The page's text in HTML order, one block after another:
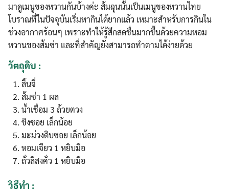
มาดูเมนูของหวานกันบ้างค่ะ ส้มฉุนนั้นเป็นเมนูของหวานไทย
โบราณที่ในปัจจุบันเริ่มหากินได้ยากแล้ว เหมาะสำหรับการกินใน
ช่วงอากาศร้อนๆ เพราะทำให้รู้สึกสดชื่นมากขึ้นด้วยความหอม
หวานของส้มซ่า และที่สำคัญยังสามารถทำตามได้ง่ายด้วย
วัตถุดิบ :
ลิ้นจี่
ส้มซ่า 1 ผล
น้ำเชื่อม 3 ถ้วยตวง
ขิงซอย เล็กน้อย
มะม่วงดิบซอย เล็กน้อย
หอมเจียว 1 หยิบมือ
ถั่วลิสงคั่ว 1 หยิบมือ
วิธีทำ :